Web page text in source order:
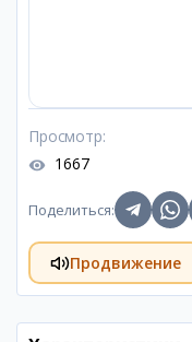
Просмотр:
1667
Поделиться:
Продвижение